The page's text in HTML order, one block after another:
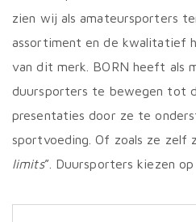
zien wij als amateursporters
assortiment en de kwalitatief
van dit merk. BORN heeft als
duursporters te bewegen tot
presentaties door ze te
sportvoeding. Of zoals ze zelf
limits”. Duursporters kiezen